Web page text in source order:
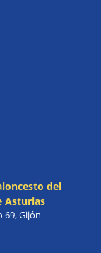
del
Asturias
69, Gijón